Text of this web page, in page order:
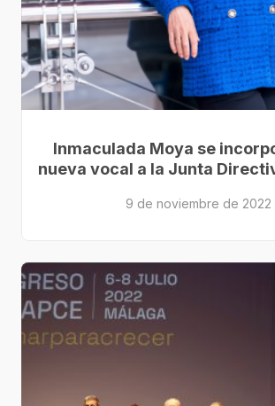
Inmaculada Moya se
nueva vocal a la Junta
9 de noviembre de 2022